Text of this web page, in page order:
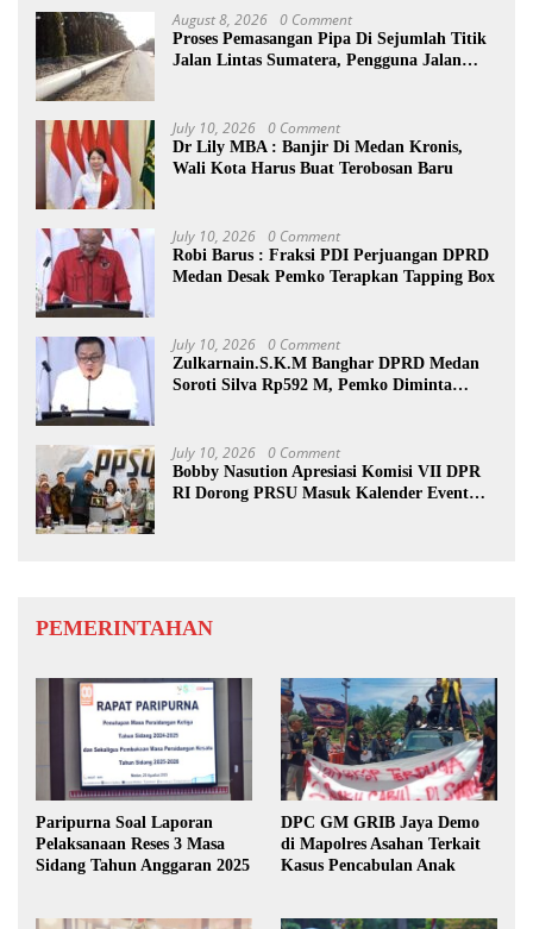
August 8, 2026 0 Comment
Proses Pemasangan Pipa Di Sejumlah Titik
Jalan Lintas Sumatera, Pengguna Jalan
July 10, 2026 0 Comment
Dr Lily MBA : Banjir Di Medan Kronis,
Wali Kota Harus Buat Terobosan Baru
July 10, 2026 0 Comment
Robi Barus : Fraksi PDI Perjuangan DPRD
Medan Desak Pemko Terapkan Tapping Box
July 10, 2026 0 Comment
Zulkarnain.S.K.M Banghar DPRD Medan
Soroti Silva Rp592 M, Pemko Diminta
July 10, 2026 0 Comment
Bobby Nasution Apresiasi Komisi VII DPR
RI Dorong PRSU Masuk Kalender Event
PEMERINTAHAN
Paripurna Soal Laporan
Pelaksanaan Reses 3 Masa
Sidang Tahun Anggaran 2025
DPC GM GRIB Jaya Demo
di Mapolres Asahan Terkait
Kasus Pencabulan Anak